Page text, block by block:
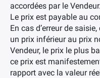
accordées par le Vendeur.
Le prix est payable au
En cas d’erreur de
un prix inférieur au prix
Vendeur, le prix le plus
ce prix est
rapport avec la valeur